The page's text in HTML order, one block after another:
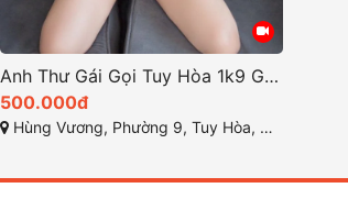
Anh Thư Gái Gọi Tuy Hòa 1k9 Gái Xinh Quyến Rũ Body Cực Đẹp
500.000đ
Hùng Vương, Phường 9, Tuy Hòa, Phú Yên